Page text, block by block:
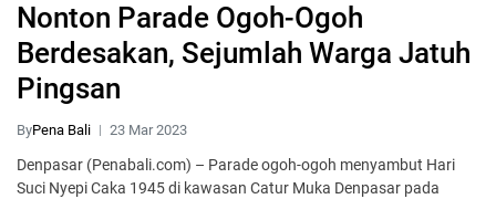
Nonton Parade Ogoh-Ogoh
Berdesakan, Sejumlah Warga Jatuh
Pingsan
ByPena Bali 23 Mar 2023
Denpasar (Penabali.com) – Parade ogoh-ogoh menyambut Hari
Suci Nyepi Caka 1945 di kawasan Catur Muka Denpasar pada